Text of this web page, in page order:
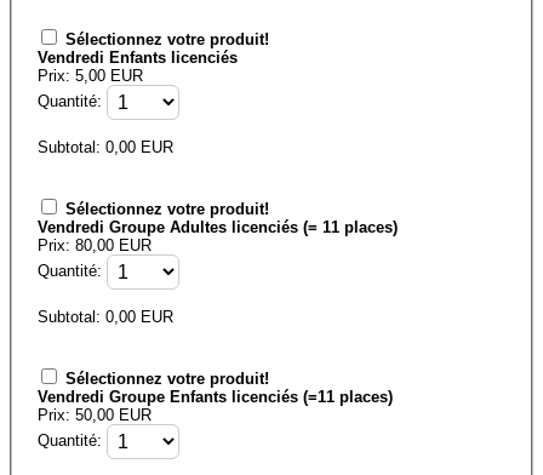
Sélectionnez votre produit!
Vendredi Enfants licenciés
Prix: 5,00 EUR
Quantité:
Subtotal: 0,00 EUR
Sélectionnez votre produit!
Vendredi Groupe Adultes licenciés (= 11 places)
Prix: 80,00 EUR
Quantité:
Subtotal: 0,00 EUR
Sélectionnez votre produit!
Vendredi Groupe Enfants licenciés (=11 places)
Prix: 50,00 EUR
Quantité: